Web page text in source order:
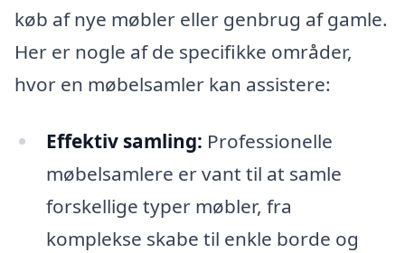
køb af nye møbler eller genbrug af gamle.
Her er nogle af de specifikke områder,
hvor en møbelsamler kan assistere:
Effektiv samling: Professionelle
møbelsamlere er vant til at samle
forskellige typer møbler, fra
komplekse skabe til enkle borde og